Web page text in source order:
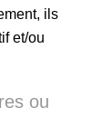
ils
et/ou
ou